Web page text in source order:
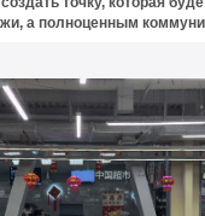
а полноценным
ресторана с